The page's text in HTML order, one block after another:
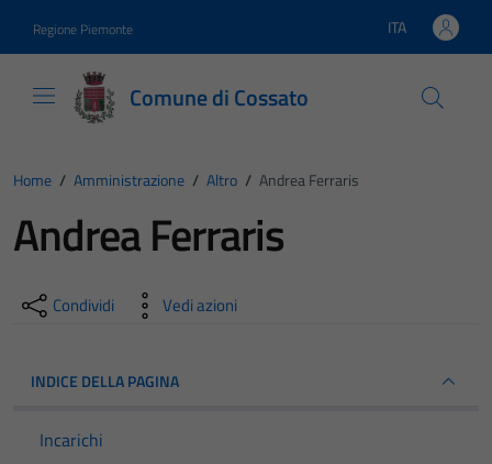
Regione Piemonte Lingua attiva:
ITA
Comune di Cossato
Home / Amministrazione / Altro / Andrea Ferraris
Andrea Ferraris
Condividi Vedi azioni
INDICE DELLA PAGINA
Incarichi